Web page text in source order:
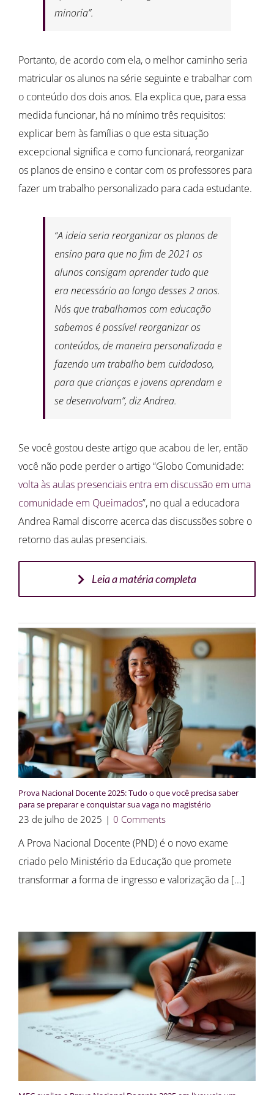
minoria”.
Portanto, de acordo com ela, o melhor caminho seria
matricular os alunos na série seguinte e trabalhar com
o conteúdo dos dois anos. Ela explica que, para essa
medida funcionar, há no mínimo três requisitos:
explicar bem às famílias o que esta situação
excepcional significa e como funcionará, reorganizar
os planos de ensino e contar com os professores para
fazer um trabalho personalizado para cada estudante.
“A ideia seria reorganizar os planos de
ensino para que no fim de 2021 os
alunos consigam aprender tudo que
era necessário ao longo desses 2 anos.
Nós que trabalhamos com educação
sabemos é possível reorganizar os
conteúdos, de maneira personalizada e
fazendo um trabalho bem cuidadoso,
para que crianças e jovens aprendam e
se desenvolvam”, diz Andrea.
Se você gostou deste artigo que acabou de ler, então
você não pode perder o artigo “Globo Comunidade:
volta às aulas presenciais entra em discussão em uma
comunidade em Queimados”, no qual a educadora
Andrea Ramal discorre acerca das discussões sobre o
retorno das aulas presenciais.
Leia a matéria completa
Prova Nacional Docente 2025: Tudo o que você precisa saber
para se preparar e conquistar sua vaga no magistério
23 de julho de 2025 | 0 Comments
A Prova Nacional Docente (PND) é o novo exame
criado pelo Ministério da Educação que promete
transformar a forma de ingresso e valorização da [...]